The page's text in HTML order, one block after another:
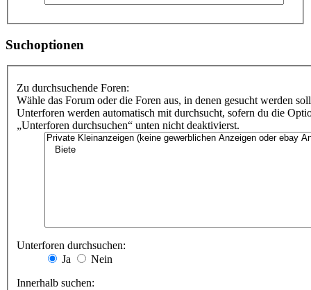
Suchoptionen
Zu durchsuchende Foren:
Wähle das Forum oder die Foren aus, in denen gesucht werden
Unterforen werden automatisch mit durchsucht, sofern du die
„Unterforen durchsuchen“ unten nicht deaktivierst.
Unterforen durchsuchen:
Ja
Nein
Innerhalb suchen: